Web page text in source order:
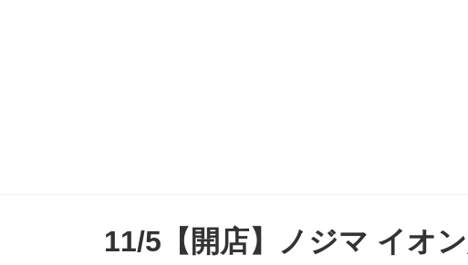
11/5【開店】ノジマ イオ